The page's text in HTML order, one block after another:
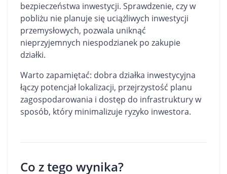
bezpieczeństwa inwestycji. Sprawdzenie, czy w
pobliżu nie planuje się uciążliwych inwestycji
przemysłowych, pozwala uniknąć
nieprzyjemnych niespodzianek po zakupie
działki.
Warto zapamiętać: dobra działka inwestycyjna
łączy potencjał lokalizacji, przejrzystość planu
zagospodarowania i dostęp do infrastruktury w
sposób, który minimalizuje ryzyko inwestora.
Co z tego wynika?